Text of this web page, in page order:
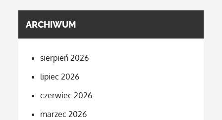
ARCHIWUM
sierpień 2026
lipiec 2026
czerwiec 2026
marzec 2026